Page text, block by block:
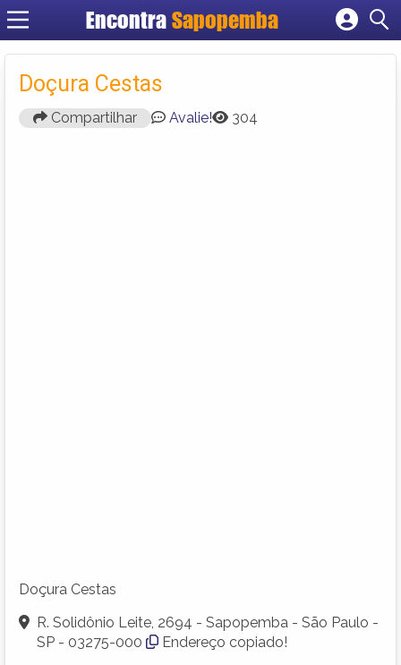
Encontra Sapopemba
Cadastrar empresa
Doçura Cestas
Compartilhar Avalie! 304
Doçura Cestas
R. Solidônio Leite, 2694 - Sapopemba - São Paulo -
SP - 03275-000
Endereço copiado!